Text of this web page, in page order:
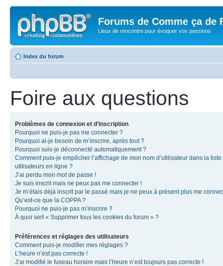
Forums de Comme ça de
Lieux de rencontre pour évoquer vos passions
Index du forum
Foire aux questions
Problèmes de connexion et d’inscription
Pourquoi ne puis-je pas me connecter ?
Pourquoi ai-je besoin de m’inscrire, après tout ?
Pourquoi suis-je déconnecté automatiquement ?
Comment puis-je empêcher l’affichage de mon nom d’utilisateur dans la liste
utilisateurs en ligne ?
J’ai perdu mon mot de passe !
Je suis inscrit mais ne peux pas me connecter !
Je m’étais déjà inscrit par le passé mais je ne peux à présent plus me
Qu’est-ce que la COPPA ?
Pourquoi ne puis-je pas m’inscrire ?
À quoi sert « Supprimer tous les cookies du forum » ?
Préférences et réglages des utilisateurs
Comment puis-je modifier mes réglages ?
L’heure n’est pas correcte !
J’ai modifié le fuseau horaire mais l’heure n’est toujours pas correcte !